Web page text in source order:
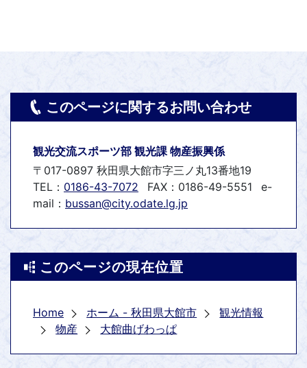
このページに関するお問い合わせ
観光交流スポーツ部 観光課 物産振興係
〒017-0897 秋田県大館市字三ノ丸13番地19
TEL： 0186-43-7072 FAX：0186-49-5551
e-
mail： bussan@city.odate.lg.jp
このページの現在位置
Home ホーム - 秋田県大館市
観光情報
物産
大館曲げわっぱ